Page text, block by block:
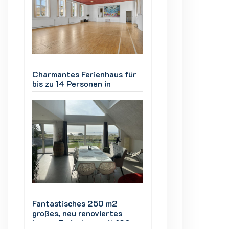
Urlaub
Charmantes Ferienhaus für
bis zu 14 Personen in
Kielstrup bei Mariager Fjord
Fantastisches 250 m2
großes, neu renoviertes
Luxus-Ferienhaus mit 180-